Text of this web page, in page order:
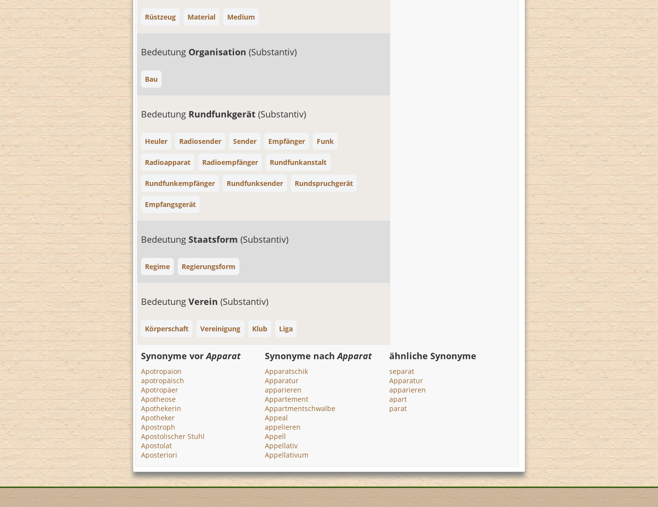
Rüstzeug Material Medium
Bedeutung Organisation (Substantiv)
Bau
Bedeutung Rundfunkgerät (Substantiv)
Heuler Radiosender Sender Empfänger Funk
Radioapparat Radioempfänger Rundfunkanstalt
Rundfunkempfänger Rundfunksender Rundspruchgerät
Empfangsgerät
Bedeutung Staatsform (Substantiv)
Regime Regierungsform
Bedeutung Verein (Substantiv)
Körperschaft Vereinigung Klub Liga
Synonyme vorApparat
Apotropaion
apotropäisch
Apotropäer
Apotheose
Apothekerin
Apotheker
Apostroph
Apostolischer Stuhl
Apostolat
Aposteriori
Synonyme nachApparat
Apparatschik
Apparatur
apparieren
Appartement
Appartmentschwalbe
Appeal
appelieren
Appell
Appellativ
Appellativum
ähnliche Synonyme
separat
Apparatur
apparieren
apart
parat